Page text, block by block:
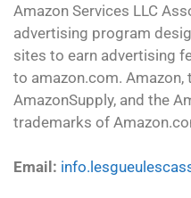
Amazon Services LLC
advertising program
sites to earn advertising
to amazon.com. Amazon,
AmazonSupply, and the
trademarks of
Email: